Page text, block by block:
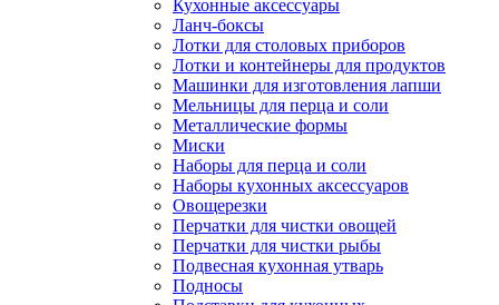
Кухонные аксессуары
Ланч-боксы
Лотки для столовых приборов
Лотки и контейнеры для продуктов
Машинки для изготовления лапши
Мельницы для перца и соли
Металлические формы
Миски
Наборы для перца и соли
Наборы кухонных аксессуаров
Овощерезки
Перчатки для чистки овощей
Перчатки для чистки рыбы
Подвесная кухонная утварь
Подносы